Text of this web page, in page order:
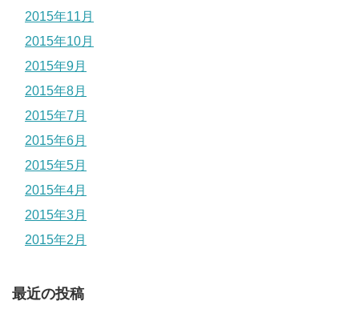
2015年11月
2015年10月
2015年9月
2015年8月
2015年7月
2015年6月
2015年5月
2015年4月
2015年3月
2015年2月
最近の投稿